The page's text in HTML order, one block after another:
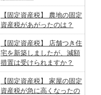
【固定資産税】 農地の固定
資産税があがったのは？
【固定資産税】 店舗つき住
宅を新築しましたが、減額
措置は受けられますか？
【固定資産税】 家屋の固定
資産税が急に高くなったの